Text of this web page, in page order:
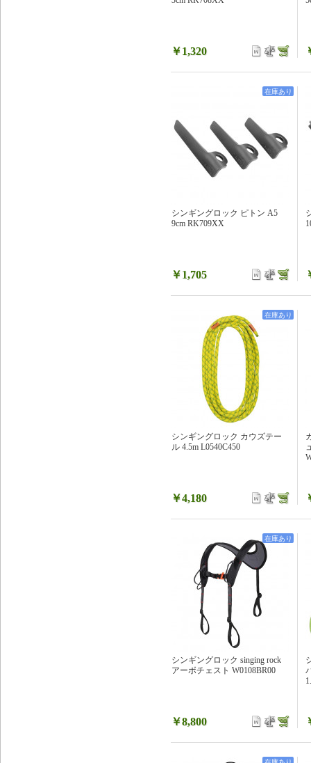
￥1,320
シンギングロック ピトン A5
9cm RK709XX
￥1,705
在庫あり
シンギングロック カウズテー
ル 4.5m L0540C450
￥4,180
在庫あり
シンギングロック singing rock
アーボチェスト W0108BR00
￥8,800
在庫あり